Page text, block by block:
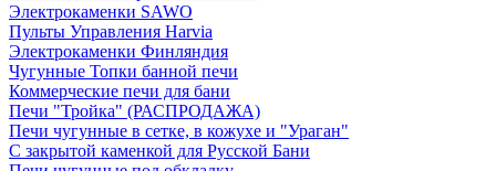
Электрокаменки SAWO
Пульты Управления Harvia
Электрокаменки Финляндия
Чугунные Топки банной печи
Коммерческие печи для бани
Печи "Тройка" (РАСПРОДАЖА)
Печи чугунные в сетке, в кожухе и "Ураган"
С закрытой каменкой для Русской Бани